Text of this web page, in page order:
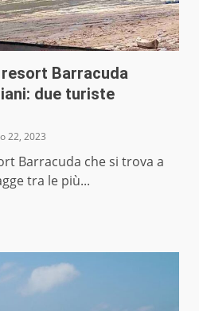
resort Barracuda
due turiste
22, 2023
Barracuda che si trova a
tra le più...